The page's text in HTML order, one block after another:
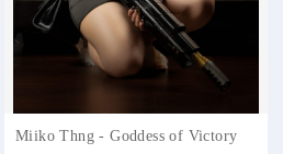
Miiko Thng - Goddess of Victory